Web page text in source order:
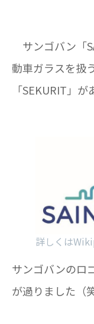
サンゴバン「
動車ガラスを扱
「SEKURIT」が
詳しくは
サンゴバンのロ
が過りました（笑